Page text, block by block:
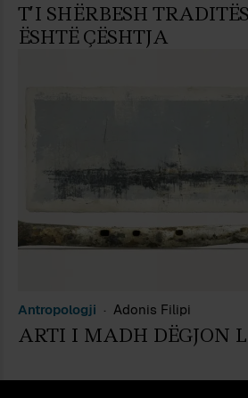
T’I SHËRBESH
ËSHTË ÇËSHTJA
Antropologji Adonis Filipi
ARTI I MADH DËGJON